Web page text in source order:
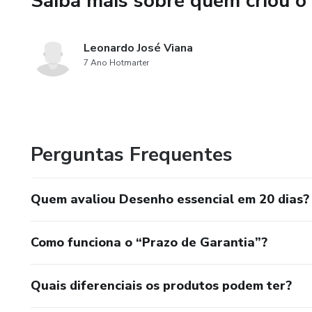
Leonardo José Viana
7 Ano Hotmarter
Perguntas Frequentes
Quem avaliou Desenho essencial em 20 dias?
Como funciona o “Prazo de Garantia”?
Quais diferenciais os produtos podem ter?